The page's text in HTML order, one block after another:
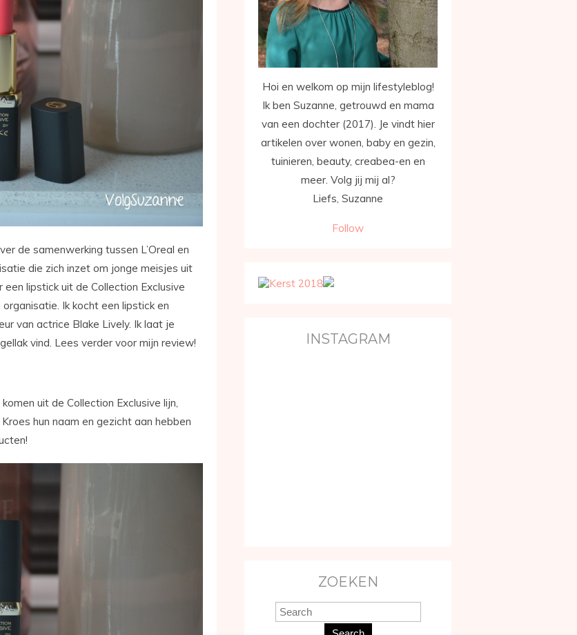
de samenwerking tussen L’Oreal en
die zich inzet om jonge meisjes uit
lipstick uit de Collection Exclusive
Ik kocht een lipstick en
van actrice Blake Lively. Ik laat je
vind. Lees verder voor mijn review!
uit de Collection Exclusive lijn,
hun naam en gezicht aan hebben
Hoi en welkom op mijn lifestyleblog!
Ik ben Suzanne, getrouwd en mama
van een dochter (2017). Je vindt hier
artikelen over wonen, baby en gezin,
tuinieren, beauty, creabea-en en
meer. Volg jij mij al?
Liefs, Suzanne
Follow
INSTAGRAM
ZOEKEN